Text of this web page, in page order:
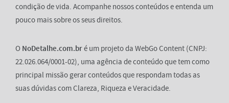
condição de vida. Acompanhe nossos conteúdos e entenda um
pouco mais sobre os seus direitos.
O NoDetalhe.com.bré um projeto da WebGo Content (CNPJ:
22.026.064/0001-02), uma agência de conteúdo que tem como
principal missão gerar conteúdos que respondam todas as
suas dúvidas com Clareza, Riqueza e Veracidade.